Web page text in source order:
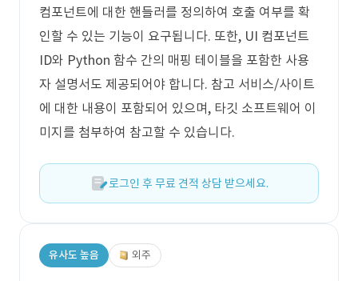
컴포넌트에 대한 핸들러를 정의하여 호출 여부를 확
인할 수 있는 기능이 요구됩니다. 또한, UI 컴포넌트
ID와 Python 함수 간의 매핑 테이블을 포함한 사용
자 설명서도 제공되어야 합니다. 참고 서비스/사이트
에 대한 내용이 포함되어 있으며, 타깃 소프트웨어 이
미지를 첨부하여 참고할 수 있습니다.
로그인 후 무료 견적 상담 받으세요.
유사도 높음 외주